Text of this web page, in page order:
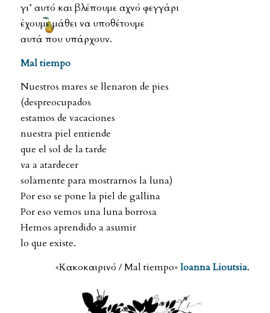
γι’ αυτό και βλέπουμε αχνό φεγγάρι
έχουμε μάθει να υποθέτουμε
αυτά που υπάρχουν.
Mal tiempo
Nuestros mares se llenaron de pies
(despreocupados
estamos de vacaciones
nuestra piel entiende
que el sol de la tarde
va a atardecer
solamente para mostrarnos la luna)
Por eso se pone la piel de gallina
Por eso vemos una luna borrosa
Hemos aprendido a asumir
lo que existe.
«Κακοκαιρινό / Mal tiempo»Ioanna Lioutsia.